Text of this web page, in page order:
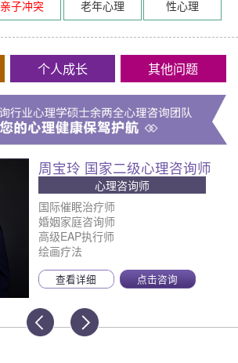
亲子冲突
老年心理 性心理
个人成长 其他问题
周宝玲 国家二级心理咨询师
心理咨询师
国际催眠治疗师
婚姻家庭咨询师
高级EAP执行师
绘画疗法
查看详细 点击咨询